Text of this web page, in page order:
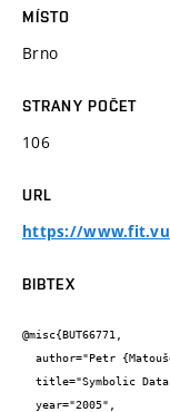
MÍSTO
Brno
STRANY POČET
106
URL
https://
BIBTEX
@misc{BUT66771,